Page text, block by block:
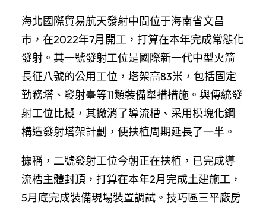
海北國際貿易航天發射中間位于海南省文昌
市，在2022年7月開工，打算在本年完成常態化
發射。其一號發射工位是國際新一代中型火箭
長征八號的公用工位，塔架高83米，包括固定
勤務塔、發射臺等11類裝備舉措措施。與傳統發
射工位比擬，其撤消了導流槽、采用模塊化鋼
構造發射塔架計劃，使扶植周期延長了一半。
據稱，二號發射工位今朝正在扶植，已完成導
流槽主體封頂，打算在本年2月完成土建施工，
5月底完成裝備現場裝置調試。技巧區三平廠房